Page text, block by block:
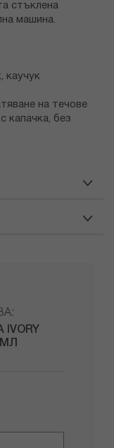
стъклена
машина.
каучук
на течове
капачка, без